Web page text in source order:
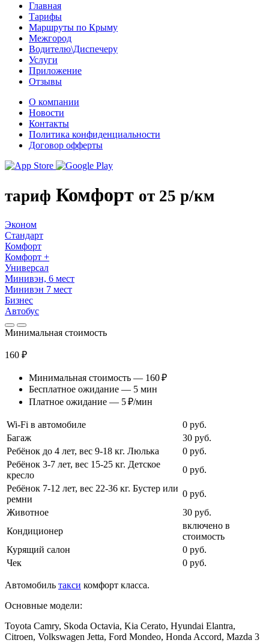
Главная
Тарифы
Маршруты по Крыму
Межгород
Водителю\Диспечеру
Услуги
Приложение
Отзывы
О компании
Новости
Контакты
Политика конфиденциальности
Договор офферты
тариф Комфорт от 25 р/км
Эконом
Стандарт
Комфорт
Комфорт +
Универсал
Минивэн, 6 мест
Минивэн 7 мест
Бизнес
Автобус
Минимальная стоимость
160 ₽
Минимальная стоимость — 160 ₽
Бесплатное ожидание — 5 мин
Платное ожидание — 5 ₽/мин
Wi-Fi в автомобиле
0 руб.
Багаж
30 руб.
Ребёнок до 4 лет, вес 9-18 кг. Люлька
0 руб.
Ребёнок 3-7 лет, вес 15-25 кг. Детское
кресло
0 руб.
Ребёнок 7-12 лет, вес 22-36 кг. Бустер или
ремни
0 руб.
Животное
30 руб.
Кондиционер
включено в
стоимость
Курящий салон
0 руб.
Чек
0 руб.
Автомобиль такси комфорт класса.
Основные модели:
Toyota Camry, Skoda Octavia, Kia Cerato, Hyundai Elantra,
Citroen, Volkswagen Jetta, Ford Mondeo, Honda Accord, Mazda 3